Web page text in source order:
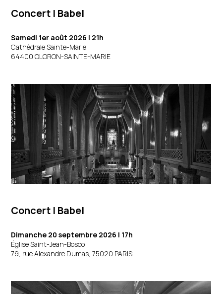
Concert | Babel
Samedi 1er août 2026 | 21h
Cathédrale Sainte-Marie
64400 OLORON-SAINTE-MARIE
Concert | Babel
Dimanche 20 septembre 2026 | 17h
Église Saint-Jean-Bosco
79, rue Alexandre Dumas, 75020 PARIS